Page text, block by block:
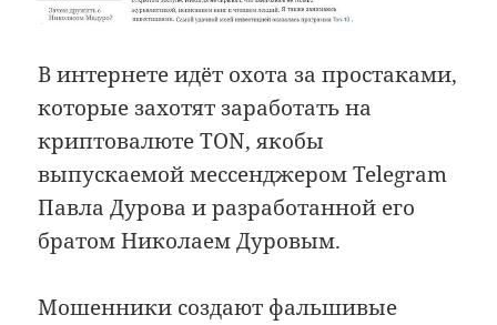
В интернете идёт охота за простаками,
которые захотят заработать на
криптовалюте TON, якобы
выпускаемой мессенджером Telegram
Павла Дурова и разработанной его
братом Николаем Дуровым.
Мошенники создают фальшивые